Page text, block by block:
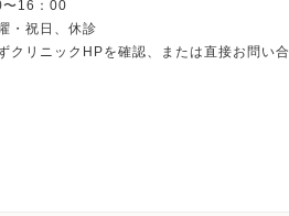
16：00
・祝日、休診
クリニックHPを確認、または直接お問い合